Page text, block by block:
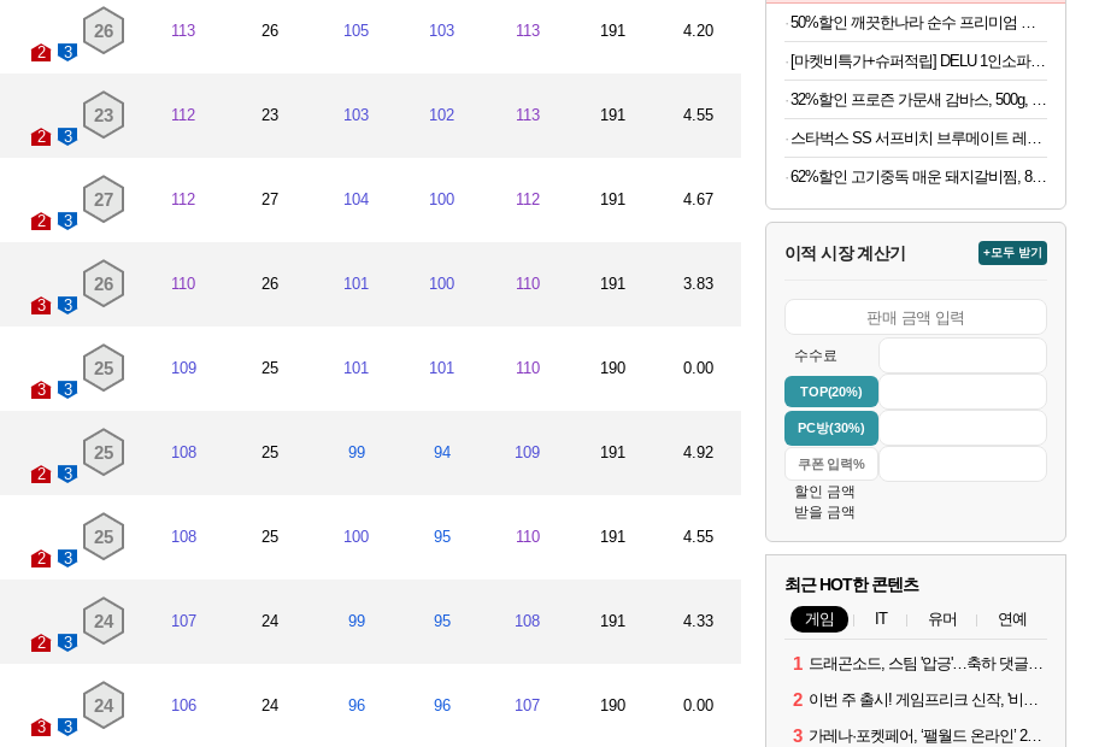
2 3
26 113 26 105 103 113 191 4.20
2 3
23 112 23 103 102 113 191 4.55
2 3
27 112 27 104 100 112 191 4.67
3 3
26 110 26 101 100 110 191 3.83
3 3
25 109 25 101 101 110 190 0.00
2 3
25 108 25 99 94 109 191 4.92
2 3
25 108 25 100 95 110 191 4.55
2 3
24 107 24 99 95 108 191 4.33
3 3
24 106 24 96 96 107 190 0.00
[마켓비특가+슈퍼적립] DELU 1인소파 1665 카멜 8318.8008, 1인용
62%할인 고기중독 매운 돼지갈비찜, 800g, 2개
이적 시장 계산기 +모두 받기
수수료
TOP(20%)
PC방(30%)
할인 금액
받을 금액
최근 HOT한 콘텐츠
게임 IT 유머 연예
1 드래곤소드, 스팀 '압긍'…축하 댓글 달고 게임 코드 받자!
2 이번 주 출시! 게임프리크 신작, '비스트 오브 리인카네이션'
3 가레나·포켓페어, ‘팰월드 온라인’ 2026년 출시 예고